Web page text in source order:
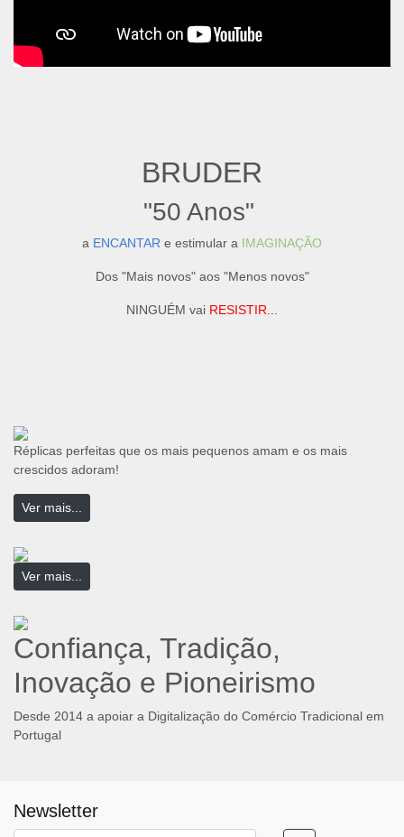
BRUDER
"50 Anos"
a ENCANTAR e estimular a IMAGINAÇÃO
Dos "Mais novos" aos "Menos novos"
NINGUÉM vai RESISTIR...
Réplicas perfeitas que os mais pequenos amam e os mais
crescidos adoram!
Ver mais...
Ver mais...
Confiança, Tradição,
Inovação e Pioneirismo
Desde 2014 a apoiar a Digitalização do Comércio Tradicional em
Portugal
Newsletter